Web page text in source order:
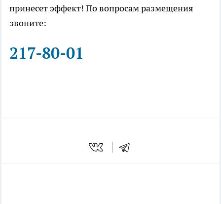
принесет эффект! По вопросам размещения
звоните:
217-80-01